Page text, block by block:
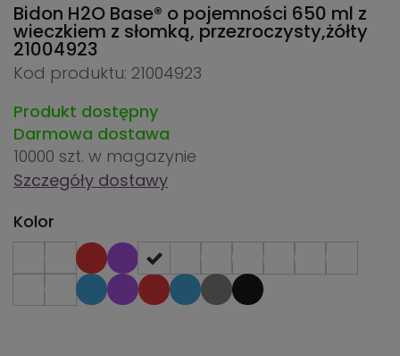
Bidon H2O Base® o pojemności 650 ml z
wieczkiem z słomką, przezroczysty,żółty
21004923
Kod produktu: 21004923
Produkt dostępny
Darmowa dostawa
10000 szt. w magazynie
Szczegóły dostawy
Kolor